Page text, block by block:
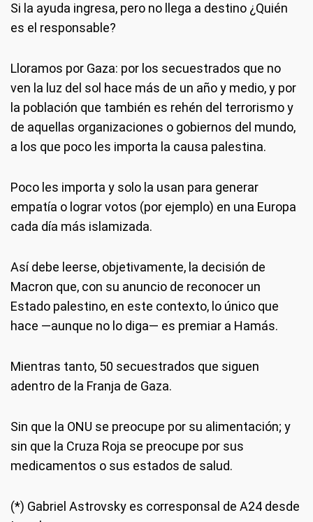
Si la ayuda ingresa, pero no llega a destino ¿Quién
es el responsable?
Lloramos por Gaza: por los secuestrados que no
ven la luz del sol hace más de un año y medio, y por
la población que también es rehén del terrorismo y
de aquellas organizaciones o gobiernos del mundo,
a los que poco les importa la causa palestina.
Poco les importa y solo la usan para generar
empatía o lograr votos (por ejemplo) en una Europa
cada día más islamizada.
Así debe leerse, objetivamente, la decisión de
Macron que, con su anuncio de reconocer un
Estado palestino, en este contexto, lo único que
hace —aunque no lo diga— es premiar a Hamás.
Mientras tanto, 50 secuestrados que siguen
adentro de la Franja de Gaza.
Sin que la ONU se preocupe por su alimentación; y
sin que la Cruza Roja se preocupe por sus
medicamentos o sus estados de salud.
(*) Gabriel Astrovsky es corresponsal de A24 desde